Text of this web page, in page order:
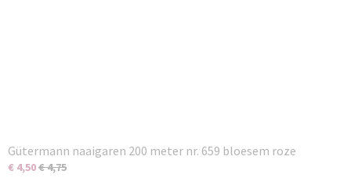
Gütermann naaigaren 200 meter nr. 659 bloesem roze
€ 4,50€ 4,75